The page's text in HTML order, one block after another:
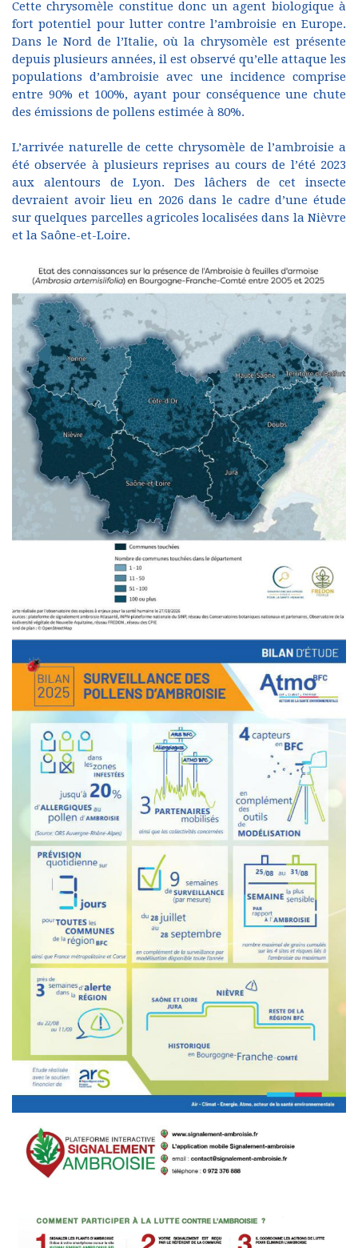
Cette chrysomèle constitue donc un agent biologique à
fort potentiel pour lutter contre l’ambroisie en Europe.
Dans le Nord de l’Italie, où la chrysomèle est présente
depuis plusieurs années, il est observé qu’elle attaque les
populations d’ambroisie avec une incidence comprise
entre 90% et 100%, ayant pour conséquence une chute
des émissions de pollens estimée à 80%.
L’arrivée naturelle de cette chrysomèle de l’ambroisie a
été observée à plusieurs reprises au cours de l’été 2023
aux alentours de Lyon. Des lâchers de cet insecte
devraient avoir lieu en 2026 dans le cadre d’une étude
sur quelques parcelles agricoles localisées dans la Nièvre
et la Saône-et-Loire.